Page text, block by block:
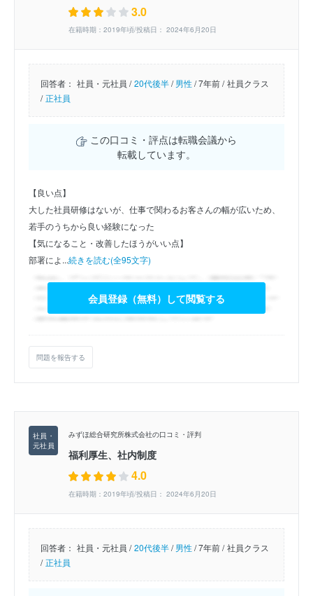
3.0
在籍時期：2019年頃/投稿日： 2024年6月20日
回答者： 社員・元社員 / 20代後半/男性/7年前 / 社員クラス
/ 正社員
この口コミ・評点は転職会議から
転載しています。
【良い点】
大した社員研修はないが、仕事で関わるお客さんの幅が広いため、
若手のうちから良い経験になった
【気になること・改善したほうがいい点】
部署によ...続きを読む(全95文字)
会員登録（無料）して閲覧する
問題を報告する
みずほ総合研究所株式会社の口コミ・評判
福利厚生、社内制度
4.0
在籍時期：2019年頃/投稿日： 2024年6月20日
回答者： 社員・元社員 / 20代後半/男性/7年前 / 社員クラス
/ 正社員